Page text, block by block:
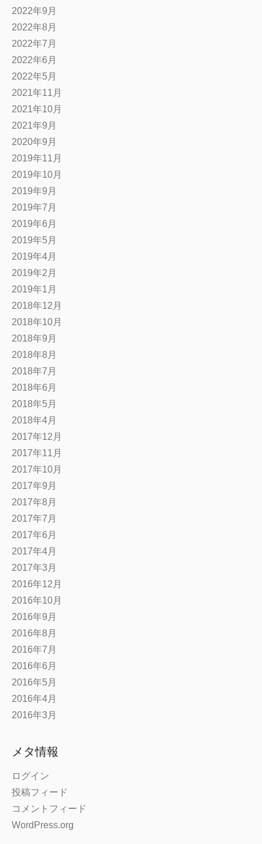
2022年9月
2022年8月
2022年7月
2022年6月
2022年5月
2021年11月
2021年10月
2021年9月
2020年9月
2019年11月
2019年10月
2019年9月
2019年7月
2019年6月
2019年5月
2019年4月
2019年2月
2019年1月
2018年12月
2018年10月
2018年9月
2018年8月
2018年7月
2018年6月
2018年5月
2018年4月
2017年12月
2017年11月
2017年10月
2017年9月
2017年8月
2017年7月
2017年6月
2017年4月
2017年3月
2016年12月
2016年10月
2016年9月
2016年8月
2016年7月
2016年6月
2016年5月
2016年4月
2016年3月
メタ情報
ログイン
投稿フィード
コメントフィード
WordPress.org